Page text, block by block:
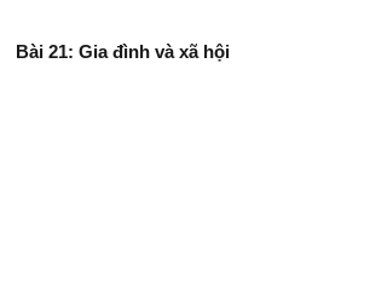
Bài 21: Gia đình và xã hội